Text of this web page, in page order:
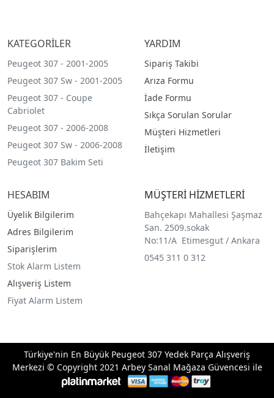
KATEGORİLER
Peugeot 307 - 2001-2005
Peugeot 307 Sw - 2001-2005
Peugeot 307 - Coupe
Cabriolet
Peugeot 307 - 2006-2008
Peugeot 307 Sw - 2006-2008
Peugeot 307 Bakim Seti
YARDIM
Sipariş Takibi
Arıza Formu
İade Formu
Sıkça Sorulan Sorular
Müşteri Hizmetleri
İletişim
HESABIM
Üyelik Bilgilerim
Adres Bilgilerim
Siparişlerim
Stok Alarm Listem
Alışveriş Listem
Fiyat Alarm Listem
MÜŞTERİ HİZMETLERİ
Bahçekapı Mahallesi Şaşmaz
San. 2509.sokak
No:11/A Etimesgut / Ankara
0545 311 0 312
Türkiye'nin En Büyük Peugeot 307 Yedek Parça Alışveriş
Merkezi © Copyright 2021 Arbey Sanal Mağaza Güvencesi ile